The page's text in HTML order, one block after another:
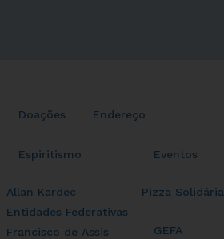
Doações Endereço
Espiritismo
Allan Kardec
Entidades Federativas
Francisco de Assis
Eventos
Pizza Solidária
GEFA